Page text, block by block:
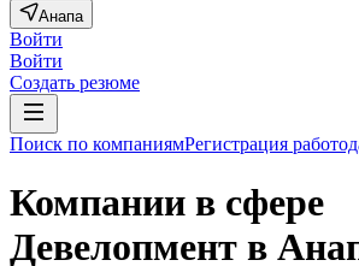
Анапа
Войти
Войти
Создать резюме
Поиск по компаниямРегистрация
Компании в сфере
Девелопмент в